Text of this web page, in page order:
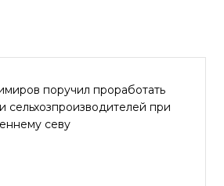
поручил проработать
при
севу